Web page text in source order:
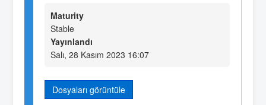
Maturity
Stable
Yayınlandı
Salı, 28 Kasım 2023 16:07
Dosyaları görüntüle